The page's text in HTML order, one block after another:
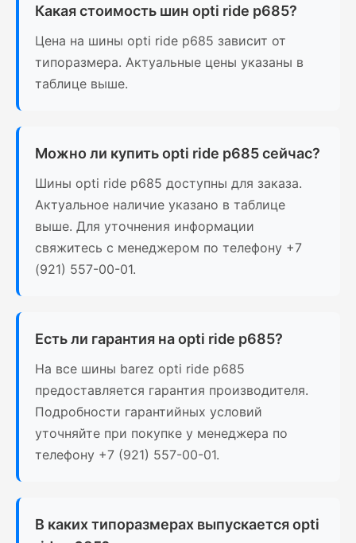
Какая стоимость шин opti ride p685?
Цена на шины opti ride p685 зависит от
типоразмера. Актуальные цены указаны в
таблице выше.
Можно ли купить opti ride p685 сейчас?
Шины opti ride p685 доступны для заказа.
Актуальное наличие указано в таблице
выше. Для уточнения информации
свяжитесь с менеджером по телефону +7
(921) 557-00-01.
Есть ли гарантия на opti ride p685?
На все шины barez opti ride p685
предоставляется гарантия производителя.
Подробности гарантийных условий
уточняйте при покупке у менеджера по
телефону +7 (921) 557-00-01.
В каких типоразмерах выпускается opti